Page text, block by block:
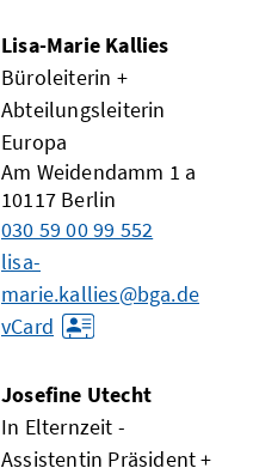
Lisa-Marie Kallies
Büroleiterin +
Abteilungsleiterin
Europa
Am Weidendamm 1 a
10117 Berlin
030 59 00 99 552
lisa-
marie.kallies@bga.de
vCard
Josefine Utecht
In Elternzeit -
Assistentin Präsident +